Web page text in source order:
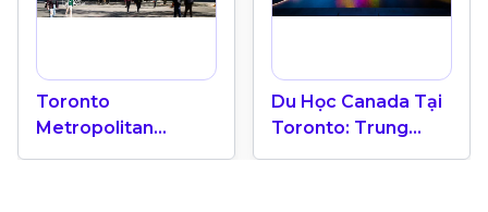
Toronto
Metropolitan
Du Học Canada Tại
Toronto: Trung